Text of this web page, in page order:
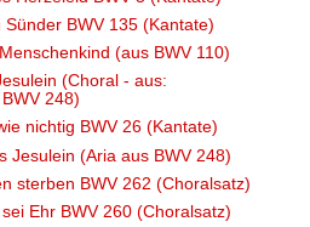
BWV 135 (Kantate)
(aus BWV 110)
(Choral - aus:
248)
nichtig BWV 26 (Kantate)
Jesulein (Aria aus BWV 248)
sterben BWV 262 (Choralsatz)
Ehr BWV 260 (Choralsatz)